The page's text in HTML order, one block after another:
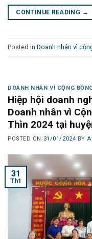
CONTINUE READING →
Posted in Doanh nhân vì
DOANH NHÂN VÌ CỘNG
Hiệp hội doanh
Doanh nhân vì
Thìn 2024 tại
POSTED ON 31/01/2024 BY
31
Th1